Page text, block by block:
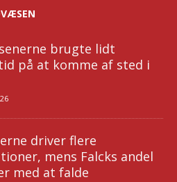
brugte lidt
på at komme af sted i
driver flere
mens Falcks andel
med at falde